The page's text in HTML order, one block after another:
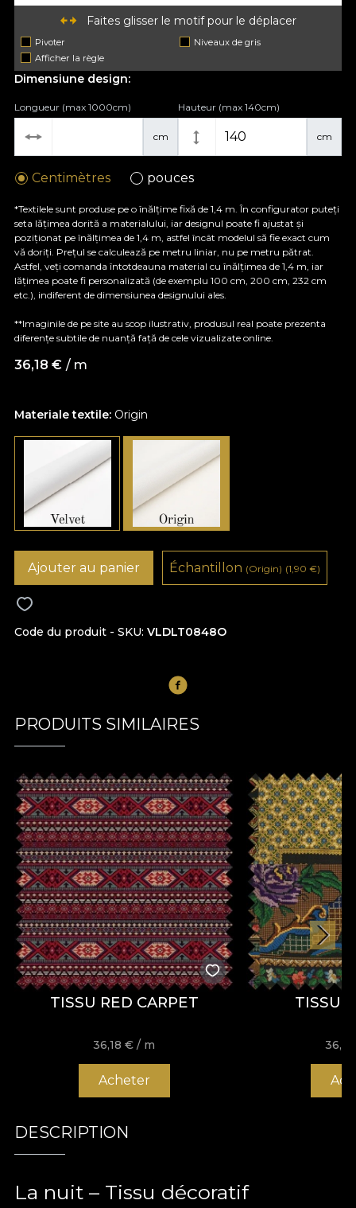
Faites glisser le motif pour le déplacer
Pivoter
Niveaux de gris
Afficher la règle
Materiale textile: Origin
Dimensiune design:
cm
Longueur (max 1000cm)
cm
Hauteur (max 140cm)
Centimètres pouces
*Textilele sunt produse pe o înălțime fixă de 1,4 m. În configurator puteți
seta lățimea dorită a materialului, iar designul poate fi ajustat și
poziționat pe înălțimea de 1,4 m, astfel încât modelul să fie exact cum
vă doriți. Prețul se calculează pe metru liniar, nu pe metru pătrat.
Astfel, veți comanda întotdeauna material cu înălțimea de 1,4 m, iar
lățimea poate fi personalizată (de exemplu 100 cm, 200 cm, 232 cm
etc.), indiferent de dimensiunea designului ales.
**Imaginile de pe site au scop ilustrativ, produsul real poate prezenta
diferențe subtile de nuanță față de cele vizualizate online.
36,18 € / m
Code du produit - SKU VLDLT0848O
Ajouter au panier Échantillon (Origin) (1,90 €)
PRODUITS SIMILAIRES
TISSU RED CARPET
36,18€ / m
Acheter
TISSU
DESCRIPTION
La nuit – Tissu décoratif